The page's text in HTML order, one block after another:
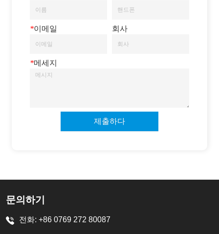
*이메일 회사
*메세지
제출하다
문의하기
전화: +86 0769 272 80087